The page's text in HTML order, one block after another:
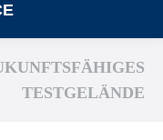
TESTGELÄNDE